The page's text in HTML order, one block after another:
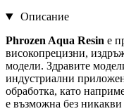
Описание
Phrozen Aqua Resin е
високопрецизни,
модели. Здравите
индустриални
обработка, като
е възможна без